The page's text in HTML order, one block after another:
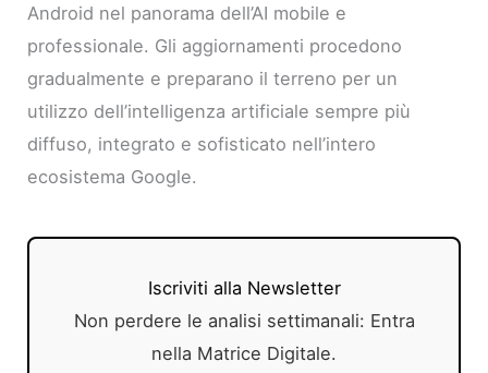
Android nel panorama dell’AI mobile e
professionale. Gli aggiornamenti procedono
gradualmente e preparano il terreno per un
utilizzo dell’intelligenza artificiale sempre più
diffuso, integrato e sofisticato nell’intero
ecosistema Google.
Iscriviti alla Newsletter
Non perdere le analisi settimanali: Entra
nella Matrice Digitale.